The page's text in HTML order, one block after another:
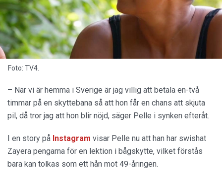
Foto: TV4.
– När vi är hemma i Sverige är jag villig att betala en-två
timmar på en skyttebana så att hon får en chans att skjuta
pil, då tror jag att hon blir nöjd, säger Pelle i synken efteråt.
I en story på Instagram visar Pelle nu att han har swishat
Zayera pengarna för en lektion i bågskytte, vilket förstås
bara kan tolkas som ett hån mot 49-åringen.